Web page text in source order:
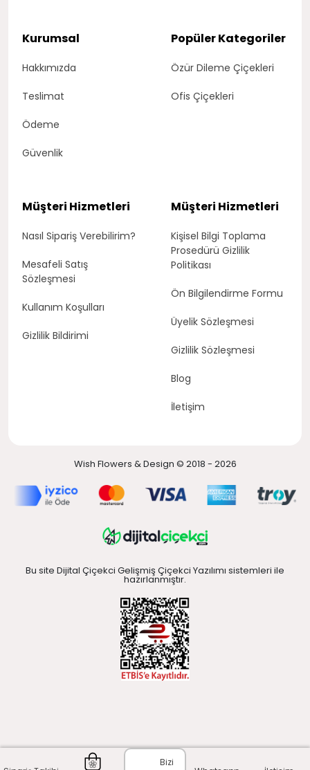
Kurumsal
Hakkımızda
Teslimat
Ödeme
Güvenlik
Popüler Kategoriler
Özür Dileme Çiçekleri
Ofis Çiçekleri
Müşteri Hizmetleri
Nasıl Sipariş Verebilirim?
Mesafeli Satış
Sözleşmesi
Kullanım Koşulları
Gizlilik Bildirimi
Müşteri Hizmetleri
Kişisel Bilgi Toplama
Prosedürü Gizlilik
Politikası
Ön Bilgilendirme Formu
Üyelik Sözleşmesi
Gizlilik Sözleşmesi
Blog
İletişim
Wish Flowers & Design © 2018 - 2026
Bu site Dijital Çiçekci Gelişmiş Çiçekci Yazılımı sistemleri ile
hazırlanmıştır.
Bizi